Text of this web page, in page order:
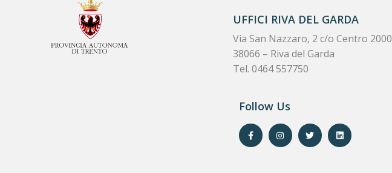
UFFICI RIVA DEL GARDA
Via San Nazzaro, 2 c/o Centro 2000
38066 – Riva del Garda
Tel. 0464 557750
Follow Us